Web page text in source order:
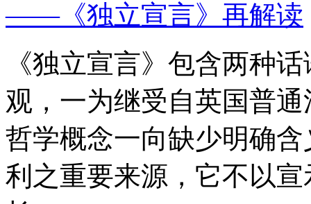
——《独立宣言》再解读
《独立宣言》包含两种
观，一为继受自英国普
哲学概念一向缺少明确
利之重要来源，它不以